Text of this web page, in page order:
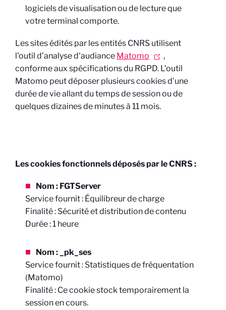
logiciels de visualisation ou de lecture que
votre terminal comporte.
Les sites édités par les entités CNRS utilisent
l’outil d’analyse d'audiance Matomo
,
conforme aux spécifications du RGPD. L’outil
Matomo peut déposer plusieurs cookies d’une
durée de vie allant du temps de session ou de
quelques dizaines de minutes à 11 mois.
Les cookies fonctionnels déposés par le CNRS :
Nom : FGTServer
Service fournit : Équilibreur de charge
Finalité : Sécurité et distribution de contenu
Durée : 1 heure
Nom : _pk_ses
Service fournit : Statistiques de fréquentation
(Matomo)
Finalité : Ce cookie stock temporairement la
session en cours.